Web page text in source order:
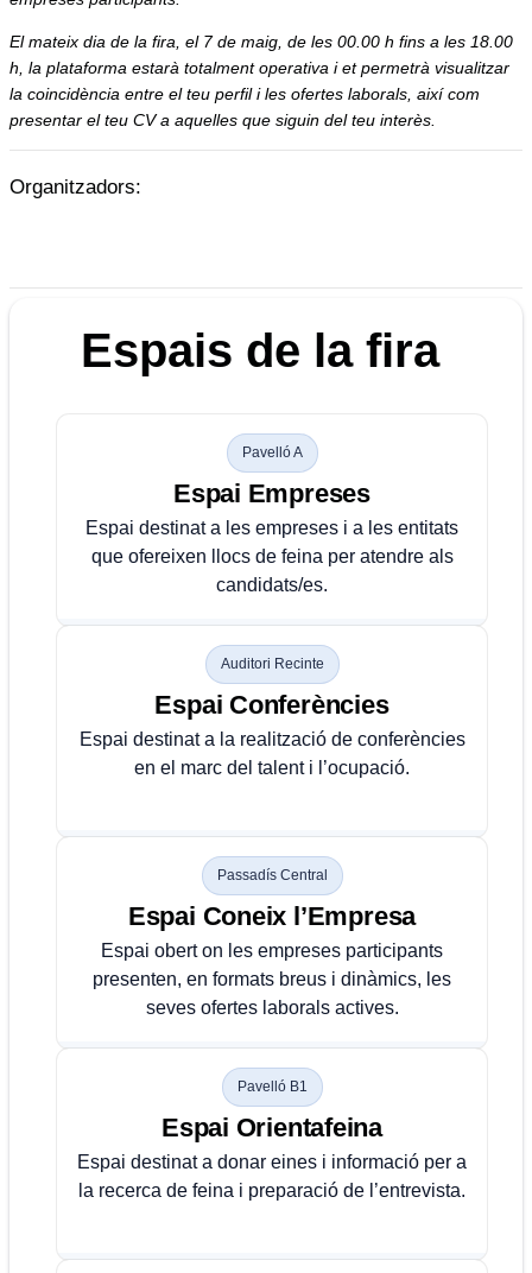
El mateix dia de la fira, el 7 de maig, de les 00.00 h fins a les 18.00
h, la plataforma estarà totalment operativa i et permetrà visualitzar
la coincidència entre el teu perfil i les ofertes laborals, així com
presentar el teu CV a aquelles que siguin del teu interès.
Organitzadors:
Espais de la fira
Pavelló A
Espai Empreses
Espai destinat a les empreses i a les entitats
que ofereixen llocs de feina per atendre als
candidats/es.
Auditori Recinte
Espai Conferències
Espai destinat a la realització de conferències
en el marc del talent i l’ocupació.
Passadís Central
Espai Coneix l’Empresa
Espai obert on les empreses participants
presenten, en formats breus i dinàmics, les
seves ofertes laborals actives.
Pavelló B1
Espai Orientafeina
Espai destinat a donar eines i informació per a
la recerca de feina i preparació de l’entrevista.